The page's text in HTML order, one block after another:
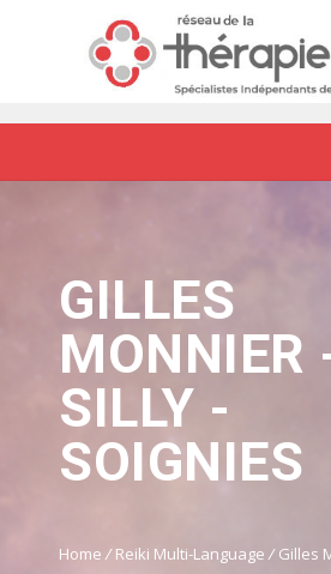
GILLES
MONNIER
SILLY -
SOIGNIES
Home / Reiki Multi-Language / Gilles